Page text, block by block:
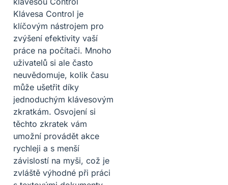
Klávesa Control je
klíčovým nástrojem pro
zvýšení efektivity vaší
práce na počítači. Mnoho
uživatelů si ale často
neuvědomuje, kolik času
může ušetřit díky
jednoduchým klávesovým
zkratkám. Osvojení si
těchto zkratek vám
umožní provádět akce
rychleji a s menší
závislostí na myši, což je
zvláště výhodné při práci